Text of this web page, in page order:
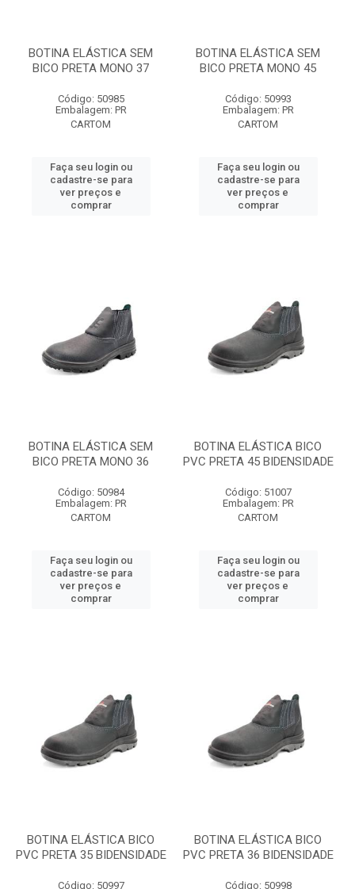
BOTINA ELÁSTICA SEM
BICO PRETA MONO 37
Código: 50985
Embalagem: PR
CARTOM
Faça seu login ou
cadastre-se para
ver preços e
comprar
BOTINA ELÁSTICA SEM
BICO PRETA MONO 45
Código: 50993
Embalagem: PR
CARTOM
Faça seu login ou
cadastre-se para
ver preços e
comprar
BOTINA ELÁSTICA SEM
BICO PRETA MONO 36
Código: 50984
Embalagem: PR
CARTOM
Faça seu login ou
cadastre-se para
ver preços e
comprar
BOTINA ELÁSTICA BICO
PVC PRETA 45 BIDENSIDADE
Código: 51007
Embalagem: PR
CARTOM
Faça seu login ou
cadastre-se para
ver preços e
comprar
BOTINA ELÁSTICA BICO
PVC PRETA 35 BIDENSIDADE
Código: 50997
BOTINA ELÁSTICA BICO
PVC PRETA 36 BIDENSIDADE
Código: 50998